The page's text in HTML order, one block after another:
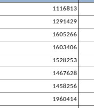
1116813
1291429
1605266
1603406
1528253
1467628
1458256
1960414